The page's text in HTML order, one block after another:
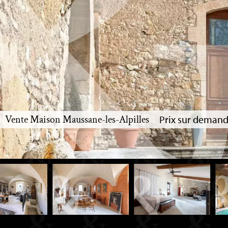
Vente Maison Maussane-les-Alpilles Prix sur